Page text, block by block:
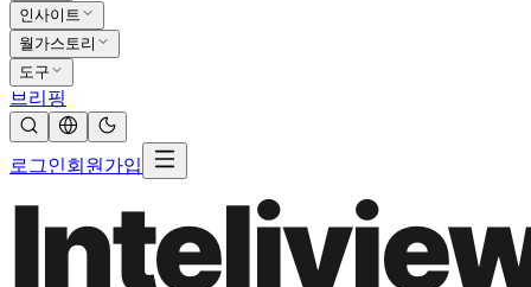
인사이트
월가스토리
도구
브리핑
로그인회원가입